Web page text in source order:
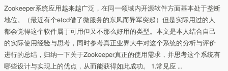
Zookeeper系统应用越来越广泛，在同一领域内开源软件方面基本处于垄断
地位。（最近有个etcd借了微服务的东风而异军突起）但是实际用过的人
都会觉得这个软件属于可用但又不那么好用的类型。本文是本人结合自己
的实际使用经验与思考，同时参考真正业界大牛对这个系统的分析与评价
进行的总结，归纳一下关于Zookeeper真正的使用需求，并思考这个系统有
哪些设计与实现上的优点，从而能获得如此成功。 1.常见应 …